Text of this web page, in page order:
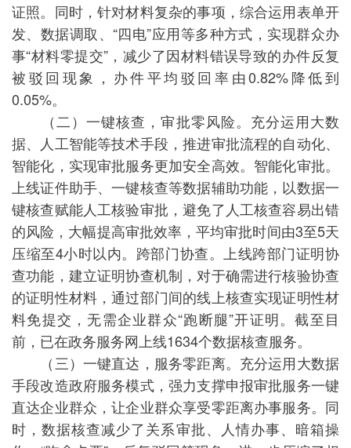
证照。同时，针对材料复杂的事项，综合运用表单开
发、数据调取、“四电”应用等多种方式，实现群众办
事“材料零提交”，减少了因材料错误导致的办件反复
被驳回现象，办件平均驳回率由0.82%降低到
0.05%。
（二）一键核查，审批零风险。充分运用大数
据、人工智能等技术手段，推进审批流程的自动化、
智能化，实现审批服务更加安全高效。智能化审批。
上线证件助手、一键核查等数据辅助功能，以数据一
键核查赋能人工核验审批，避免了人工核查容易出错
的风险，大幅提高审批效率，平均审批时间由3至5天
压缩至4小时以内。跨部门协查。上线跨部门证明协
查功能，建立证明协查机制，对于确需进行核验协查
的证明性材料，通过部门间的线上核查实现证明性材
料免提交，无需企业群众“跑断腿”开证明。截至目
前，已在政务服务网上线1634个数据核查服务。
（三）一键直达，服务零距离。充分运用大数据
手段改造政府服务模式，强力支撑申报审批服务一键
直达企业群众，让企业群众享受零距离办事服务。同
时，数据核查减少了关系审批、人情办事、暗箱操